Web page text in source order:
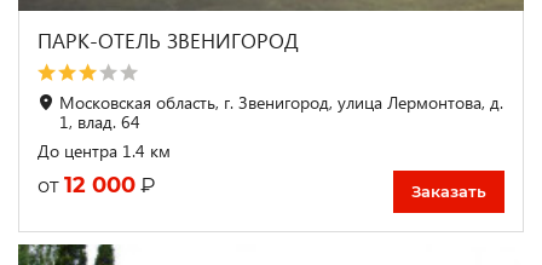
ПАРК-ОТЕЛЬ ЗВЕНИГОРОД
Московская область, г. Звенигород, улица Лермонтова, д.
1, влад. 64
До центра 1.4 км
от 12 000 ₽ Заказать